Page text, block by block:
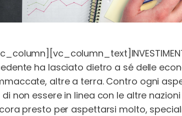
ha lasciato dietro a sé delle
altre a terra. Contro ogni
non essere in linea con le altre
presto per aspettarsi molto,